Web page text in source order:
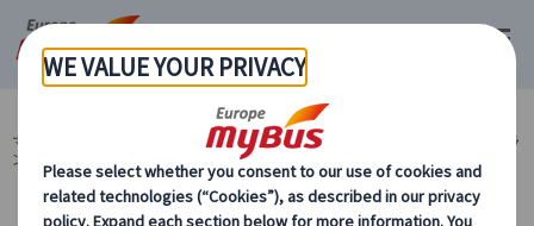
マイバス・ヨーロッパ ヨーロッパ周遊『ランドクルーズ』とは？ (59)
ラ
ンドクルーズ 北欧周遊ツアー (4)